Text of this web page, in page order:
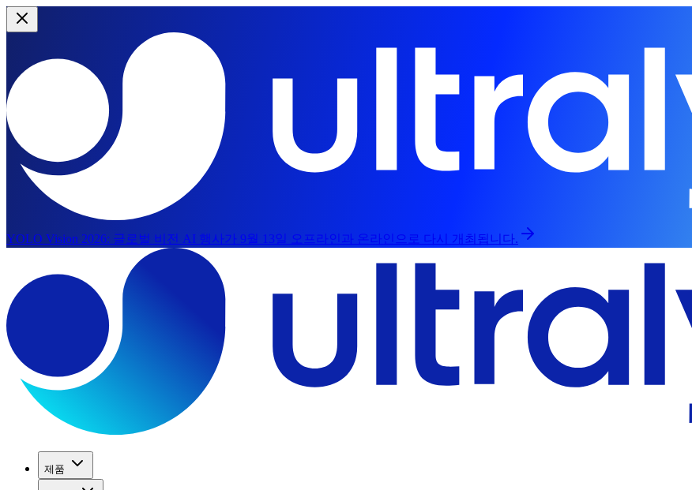
YOLO Vision 2026: 글로벌 비전 AI 행사가 9월 13일 오프라인과 온라인으로 다시 개최됩니다.
제품